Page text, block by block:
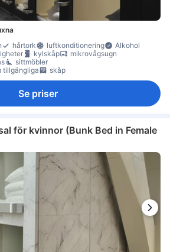
hårtork luftkonditionering
Alkohol
kylskåp
mikrovågsugn
sittmöbler
tillgängliga
skåp
Se priser
för kvinnor (Bunk Bed in Female